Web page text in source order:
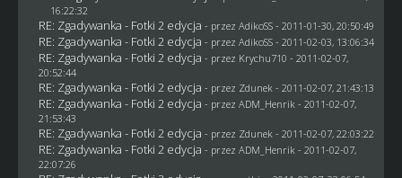
16:22:32
RE: Zgadywanka - Fotki 2 edycja - przez AdikoSS - 2011-01-30, 20:50:49
RE: Zgadywanka - Fotki 2 edycja - przez AdikoSS - 2011-02-03, 13:06:34
RE: Zgadywanka - Fotki 2 edycja - przez Krychu710 - 2011-02-07,
20:52:44
RE: Zgadywanka - Fotki 2 edycja - przez Zdunek- 2011-02-07, 21:43:13
RE: Zgadywanka - Fotki 2 edycja - przez ADM_Henrik- 2011-02-07,
21:53:43
RE: Zgadywanka - Fotki 2 edycja - przez Zdunek- 2011-02-07, 22:03:22
RE: Zgadywanka - Fotki 2 edycja - przez ADM_Henrik- 2011-02-07,
22:07:26